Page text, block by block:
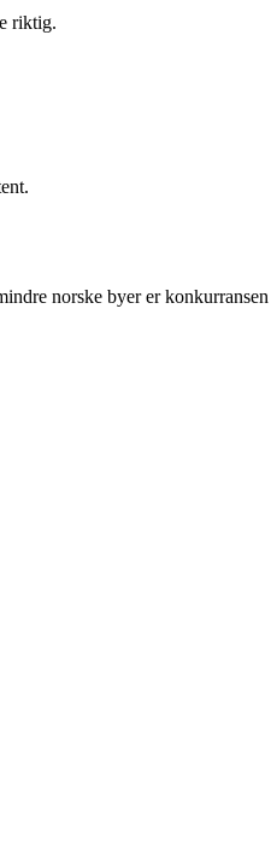
riktig.
norske byer er